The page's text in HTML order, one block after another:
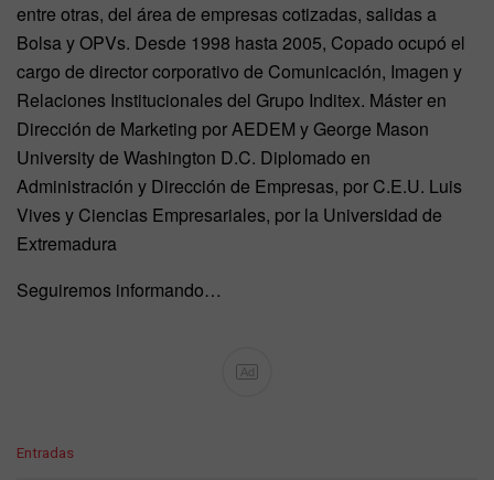
entre otras, del área de empresas cotizadas, salidas a
Bolsa y OPVs. Desde 1998 hasta 2005, Copado ocupó el
cargo de director corporativo de Comunicación, Imagen y
Relaciones Institucionales del Grupo Inditex. Máster en
Dirección de Marketing por AEDEM y George Mason
University de Washington D.C. Diplomado en
Administración y Dirección de Empresas, por C.E.U. Luis
Vives y Ciencias Empresariales, por la Universidad de
Extremadura
Seguiremos informando…
Ad
C
Entradas